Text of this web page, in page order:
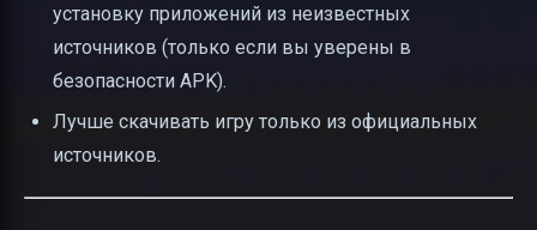
установку приложений из неизвестных
источников (только если вы уверены в
безопасности APK).
Лучше скачивать игру только из официальных
источников.